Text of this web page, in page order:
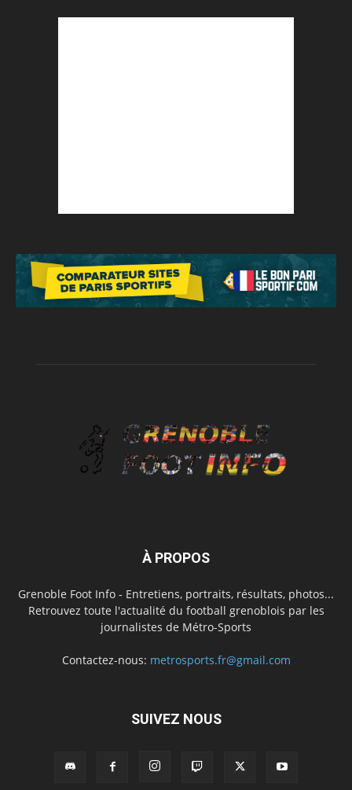
À PROPOS
Grenoble Foot Info - Entretiens, portraits, résultats, photos...
Retrouvez toute l'actualité du football grenoblois par les
journalistes de Métro-Sports
Contactez-nous: metrosports.fr@gmail.com
SUIVEZ NOUS